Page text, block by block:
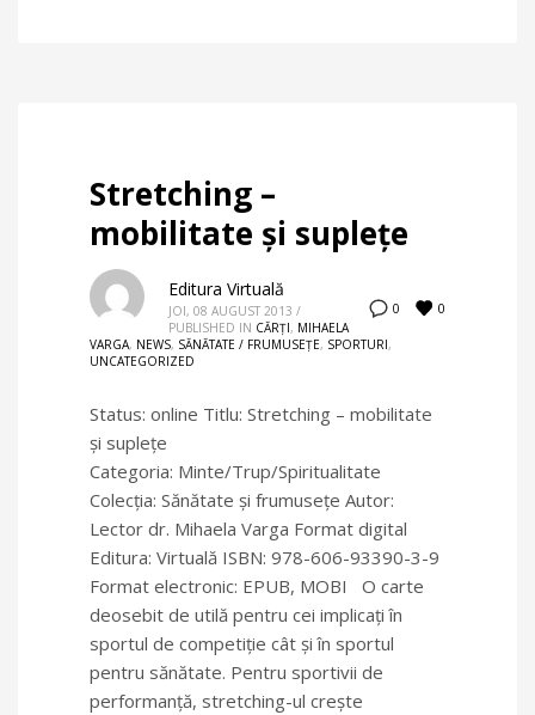
Stretching –
mobilitate şi supleţe
0 0
Editura Virtuală
JOI, 08 AUGUST 2013 /
PUBLISHED IN CĂRȚI, MIHAELA
VARGA, NEWS, SĂNĂTATE / FRUMUSEŢE, SPORTURI,
UNCATEGORIZED
Status: online Titlu: Stretching – mobilitate
şi supleţe
Categoria: Minte/Trup/Spiritualitate
Colecţia: Sănătate şi frumuseţe Autor:
Lector dr. Mihaela Varga Format digital
Editura: Virtuală ISBN: 978-606-93390-3-9
Format electronic: EPUB, MOBI O carte
deosebit de utilă pentru cei implicaţi în
sportul de competiţie cât şi în sportul
pentru sănătate. Pentru sportivii de
performanţă, stretching-ul creşte